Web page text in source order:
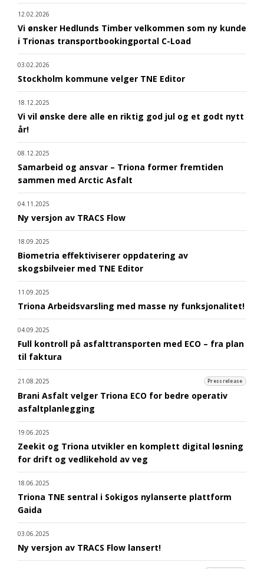
12.02.2026
Vi ønsker Hedlunds Timber velkommen som ny kunde
i Trionas transportbookingportal C-Load
03.02.2026
Stockholm kommune velger TNE Editor
18.12.2025
Vi vil ønske dere alle en riktig god jul og et godt nytt
år!
08.12.2025
Samarbeid og ansvar – Triona former fremtiden
sammen med Arctic Asfalt
04.11.2025
Ny versjon av TRACS Flow
18.09.2025
Biometria effektiviserer oppdatering av
skogsbilveier med TNE Editor
11.09.2025
Triona Arbeidsvarsling med masse ny funksjonalitet!
04.09.2025
Full kontroll på asfalttransporten med ECO – fra plan
til faktura
21.08.2025 Pressrelease
Brani Asfalt velger Triona ECO for bedre operativ
asfaltplanlegging
19.06.2025
Zeekit og Triona utvikler en komplett digital løsning
for drift og vedlikehold av veg
18.06.2025
Triona TNE sentral i Sokigos nylanserte plattform
Gaida
03.06.2025
Ny versjon av TRACS Flow lansert!